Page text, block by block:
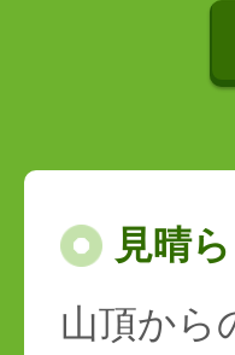
見晴
山頂から